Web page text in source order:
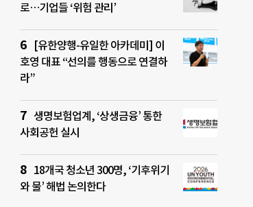
로…기업들 ‘위험 관리’
[유한양행-유일한 아카데미] 이
호영 대표 “선의를 행동으로 연결하
라”
생명보험업계, ‘상생금융’ 통한
사회공헌 실시
18개국 청소년 300명, ‘기후위기
와 물’ 해법 논의한다